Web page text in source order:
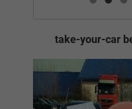
take-your-car